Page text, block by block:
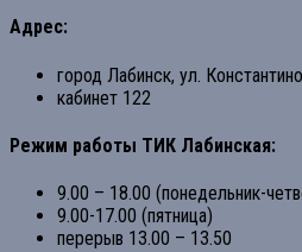
Адрес:
город Лабинск, ул.
кабинет 122
Режим работы ТИК Лабинская:
9.00 – 18.00 (понедельник-
9.00-17.00 (пятница)
перерыв 13.00 – 13.50